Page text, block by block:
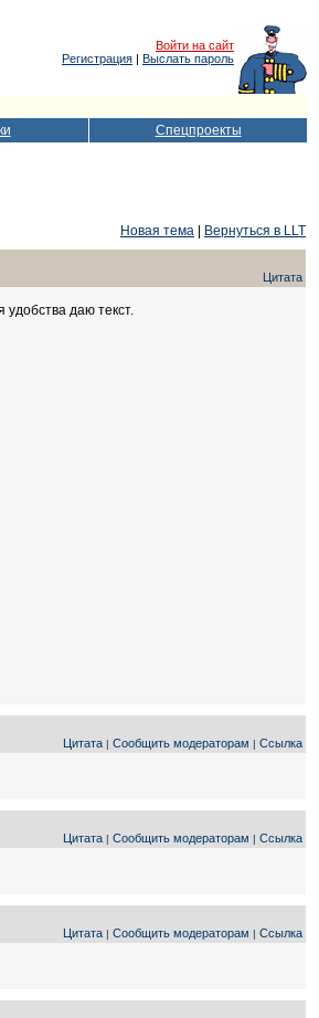
Войти на сайт
Регистрация | Выслать пароль
Спецпроекты
Новая тема
Вернуться в LLT
Цитата
даю текст.
Цитата | Сообщить модераторам | Ссылка
Цитата | Сообщить модераторам | Ссылка
Цитата | Сообщить модераторам | Ссылка